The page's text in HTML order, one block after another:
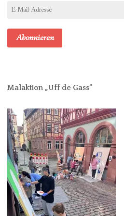
E-
Abonnieren
Malaktion „Uff de Gass“